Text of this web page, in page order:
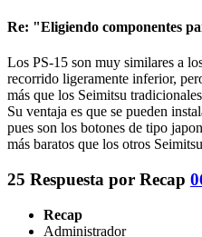
Re: "Eligiendo componentes
Los PS-15 son muy similares a
recorrido ligeramente inferior,
más que los Seimitsu
Su ventaja es que se pueden
pues son los botones de tipo
más baratos que los otros
25 Respuesta por Recap
Recap
Administrador